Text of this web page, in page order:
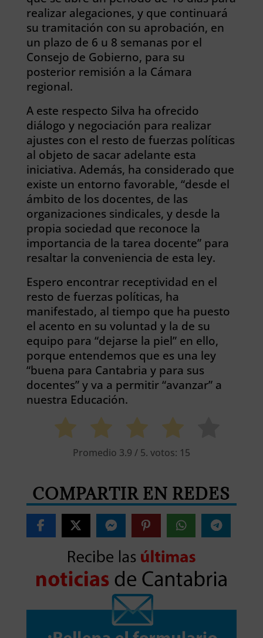
realizar alegaciones, y que continuará
su tramitación con su aprobación, en
un plazo de 6 u 8 semanas por el
Consejo de Gobierno, para su
posterior remisión a la Cámara
regional.
A este respecto Silva ha ofrecido
diálogo y negociación para realizar
ajustes con el resto de fuerzas políticas
al objeto de sacar adelante esta
iniciativa. Además, ha considerado que
existe un entorno favorable, “desde el
ámbito de los docentes, de las
organizaciones sindicales, y desde la
propia sociedad que reconoce la
importancia de la tarea docente” para
resaltar la conveniencia de esta ley.
Espero encontrar receptividad en el
resto de fuerzas políticas, ha
manifestado, al tiempo que ha puesto
el acento en su voluntad y la de su
equipo para “dejarse la piel” en ello,
porque entendemos que es una ley
“buena para Cantabria y para sus
docentes” y va a permitir “avanzar” a
nuestra Educación.
Promedio 3.9 / 5. votos: 15
COMPARTIR EN REDES